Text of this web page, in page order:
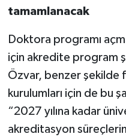
tamamlanacak
Doktora programı
için akredite program
Özvar, benzer şekilde
kurulumları için de bu
“2027 yılına kadar
akreditasyon